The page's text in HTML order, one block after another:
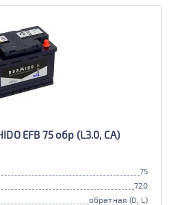
EFB 75 обр (L3.0, CA)
75
720
обратная (0, L)